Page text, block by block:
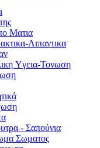
Ματια
Λιπαντικα
Yγεια-Τονωση
- Σαπούνια
Σωματος